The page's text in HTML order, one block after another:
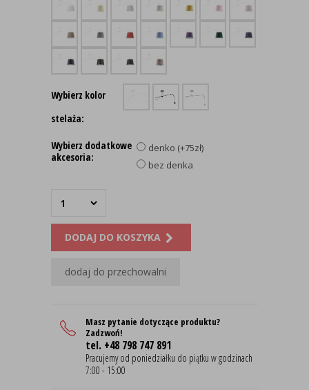
Wybierz kolor
stelaża:
Wybierz dodatkowe
akcesoria:
denko (+75zł)
bez denka
DODAJ DO KOSZYKA
dodaj do przechowalni
Masz pytanie dotyczące produktu?
Zadzwoń!
tel. +48 798 747 891
Pracujemy od poniedziałku do piątku w godzinach
7:00 - 15:00